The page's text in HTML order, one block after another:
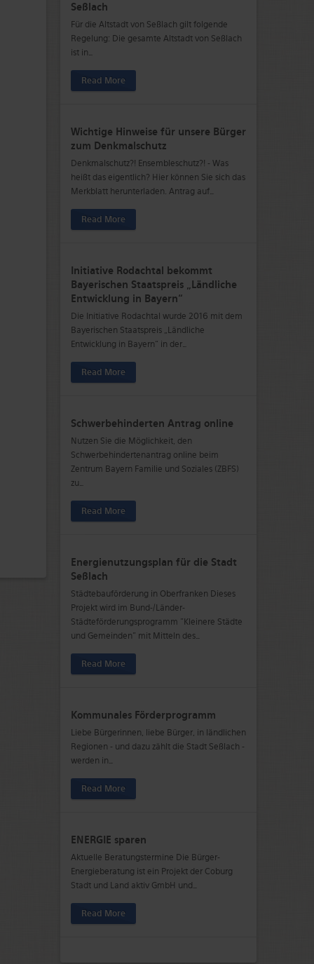
Seßlach
Für die Altstadt von Seßlach gilt folgende
Regelung: Die gesamte Altstadt von Seßlach
ist in…
Read More
Wichtige Hinweise für unsere Bürger
zum Denkmalschutz
Denkmalschutz?! Ensembleschutz?! - Was
heißt das eigentlich? Hier können Sie sich das
Merkblatt herunterladen. Antrag auf…
Read More
Initiative Rodachtal bekommt
Bayerischen Staatspreis „Ländliche
Entwicklung in Bayern“
Die Initiative Rodachtal wurde 2016 mit dem
Bayerischen Staatspreis „Ländliche
Entwicklung in Bayern“ in der…
Read More
Schwerbehinderten Antrag online
Nutzen Sie die Möglichkeit, den
Schwerbehindertenantrag online beim
Zentrum Bayern Familie und Soziales (ZBFS)
zu…
Read More
Energienutzungsplan für die Stadt
Seßlach
Städtebauförderung in Oberfranken Dieses
Projekt wird im Bund-/Länder-
Städteförderungsprogramm "Kleinere Städte
und Gemeinden" mit Mitteln des…
Read More
Kommunales Förderprogramm
Liebe Bürgerinnen, liebe Bürger, in ländlichen
Regionen - und dazu zählt die Stadt Seßlach -
werden in…
Read More
ENERGIE sparen
Aktuelle Beratungstermine Die Bürger-
Energieberatung ist ein Projekt der Coburg
Stadt und Land aktiv GmbH und …
Read More